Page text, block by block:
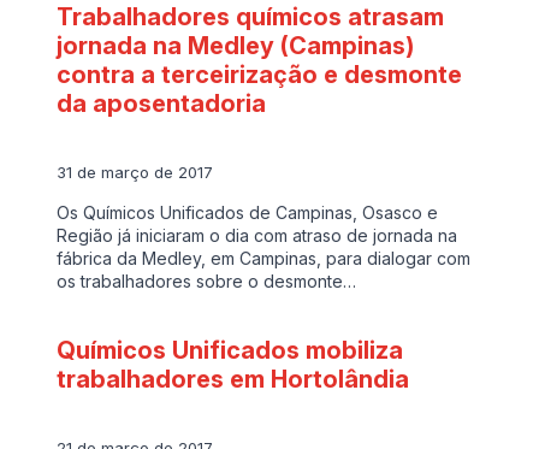
Trabalhadores químicos atrasam
jornada na Medley (Campinas)
contra a terceirização e desmonte
da aposentadoria
31 de março de 2017
Os Químicos Unificados de Campinas, Osasco e
Região já iniciaram o dia com atraso de jornada na
fábrica da Medley, em Campinas, para dialogar com
os trabalhadores sobre o desmonte…
Químicos Unificados mobiliza
trabalhadores em Hortolândia